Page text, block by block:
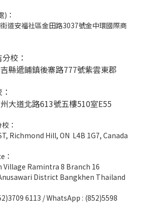
)：
道安福社區金田路3037號金中環國際商
校：
縣遞鋪鎮後寨路777號紫雲東郡
大道北路613號五樓510室E55
：
Richmond Hill, ON L4B 1G7, Canada
：
Village Ramintra 8 Branch 16
District Bangkhen Thailand
6113 / WhatsApp : (852)5598